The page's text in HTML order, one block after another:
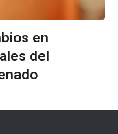
en
del